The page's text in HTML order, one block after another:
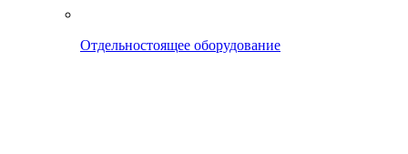
Отдельностоящее оборудование